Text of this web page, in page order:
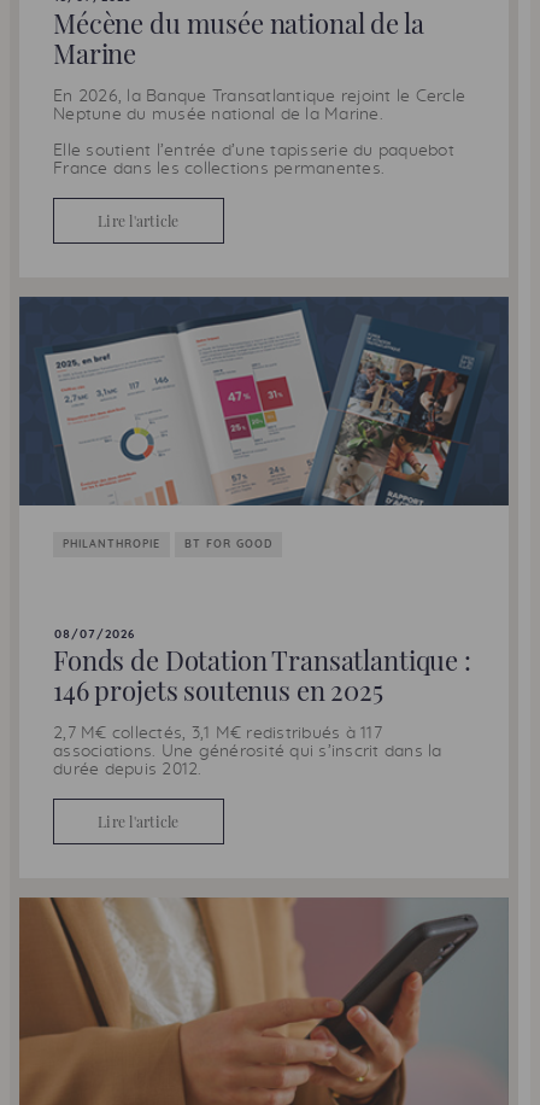
Mécène du musée national de la
Marine
En 2026, la Banque Transatlantique rejoint le Cercle
Neptune du musée national de la Marine.
Elle soutient l’entrée d’une tapisserie du paquebot
France dans les collections permanentes.
Lire l'article
PHILANTHROPIE BT FOR GOOD
08/07/2026
Fonds de Dotation Transatlantique :
146 projets soutenus en 2025
2,7 M€ collectés, 3,1 M€ redistribués à 117
associations. Une générosité qui s’inscrit dans la
durée depuis 2012.
Lire l'article